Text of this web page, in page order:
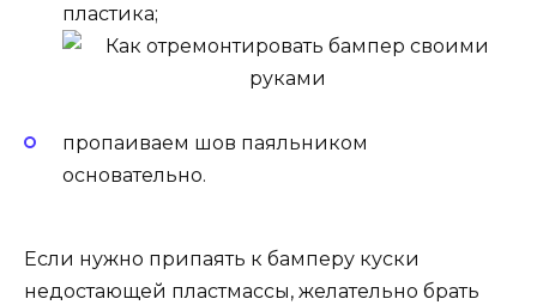
пластика;
пропаиваем шов паяльником
основательно.
Если нужно припаять к бамперу куски
недостающей пластмассы, желательно брать